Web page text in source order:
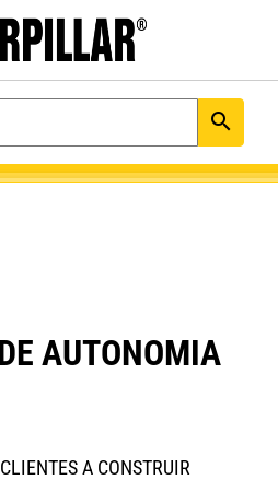
search
AUTONOMIA
A CONSTRUIR